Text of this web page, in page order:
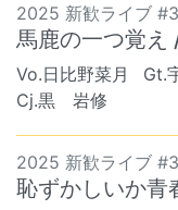
2025 新歓ライブ
馬鹿の一つ覚え
Vo.日比野菜月 Gt.
Cj.黒 岩修
2025 新歓ライブ
恥ずかしいか青